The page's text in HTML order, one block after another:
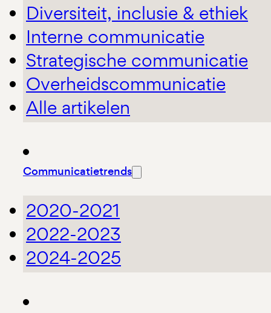
Diversiteit, inclusie & ethiek
Interne communicatie
Strategische communicatie
Overheidscommunicatie
Alle artikelen
Communicatietrends
2020-2021
2022-2023
2024-2025